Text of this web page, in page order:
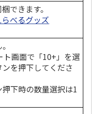
6）
円
1,969円
できます。
べるグッズ
画面で「10+」を選
を押下してくださ
下時の数量選択は1